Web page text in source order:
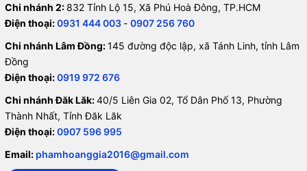
Chi nhánh 2: 832 Tỉnh Lộ 15, Xã Phú Hoà Đông, TP.HCM
Điện thoại:0931 444 003 - 0907 256 760
Chi nhánh Lâm Đồng:145 đường độc lập, xã Tánh Linh, tỉnh Lâm
Đồng
Điện thoại:0919 972 676
Chi nhánh Đăk Lăk:40/5 Liên Gia 02, Tổ Dân Phố 13, Phường
Thành Nhất, Tỉnh Đăk Lăk
Điện thoại:0907 596 995
Email: phamhoanggia2016@gmail.com